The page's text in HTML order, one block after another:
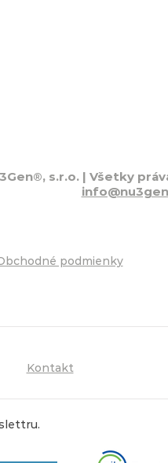
®, s.r.o. | Všetky
podmienky
Kontakt